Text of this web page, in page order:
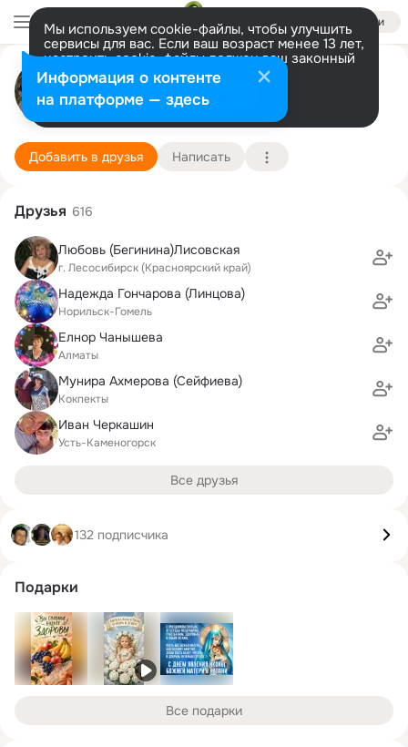
Войти
Мы используем cookie-файлы, чтобы улучшить
сервисы для вас. Если ваш возраст менее 13 лет,
настроить cookie-файлы должен ваш законный
представитель. Больше информации
Разрешить все Настроить
Сергей и Людмила Васильевы
Meiningen
17 августа (55 лет)
Преображенская школа Подробнее
Добавить в друзья Написать
Друзья 616
Любовь (Бегинина)Лисовская
г. Лесосибирск (Красноярский край)
Надежда Гончарова (Линцова)
Норильск-Гомель
Елнор Чанышева
Алматы
Мунира Ахмерова (Сейфиева)
Кокпекты
Иван Черкашин
Усть-Каменогорск
Все друзья
132 подписчика
Подарки
Все подарки
Информация о контенте
на платформе — здесь